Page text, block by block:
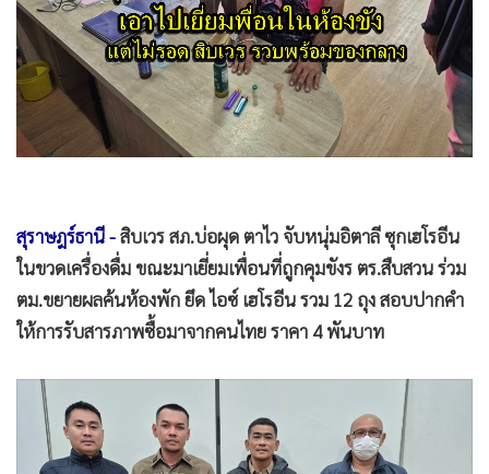
• MGR Live
• Infographic
• การเมือง
ท่องเที่ยว
กีฬา
• เศรษฐกิจ-ธุรกิจ
• ชุมชน-คุณภาพชีวิต
• Motoring
เกม
วิทยาศาสตร์
สุราษฎร์ธานี -สิบเวร สภ.บ่อผุด ตาไว จับหนุ่มอิตาลี ซุกเฮโรอีน
ในขวดเครื่องดื่ม ขณะมาเยี่ยมเพื่อนที่ถูกคุมขังร ตร.สืบสวน ร่วม
ตม.ขยายผลค้นห้องพัก ยึด ไอซ์ เฮโรอีน รวม 12 ถุง สอบปากคำ
ให้การรับสารภาพซื้อมาจากคนไทย ราคา 4 พันบาท